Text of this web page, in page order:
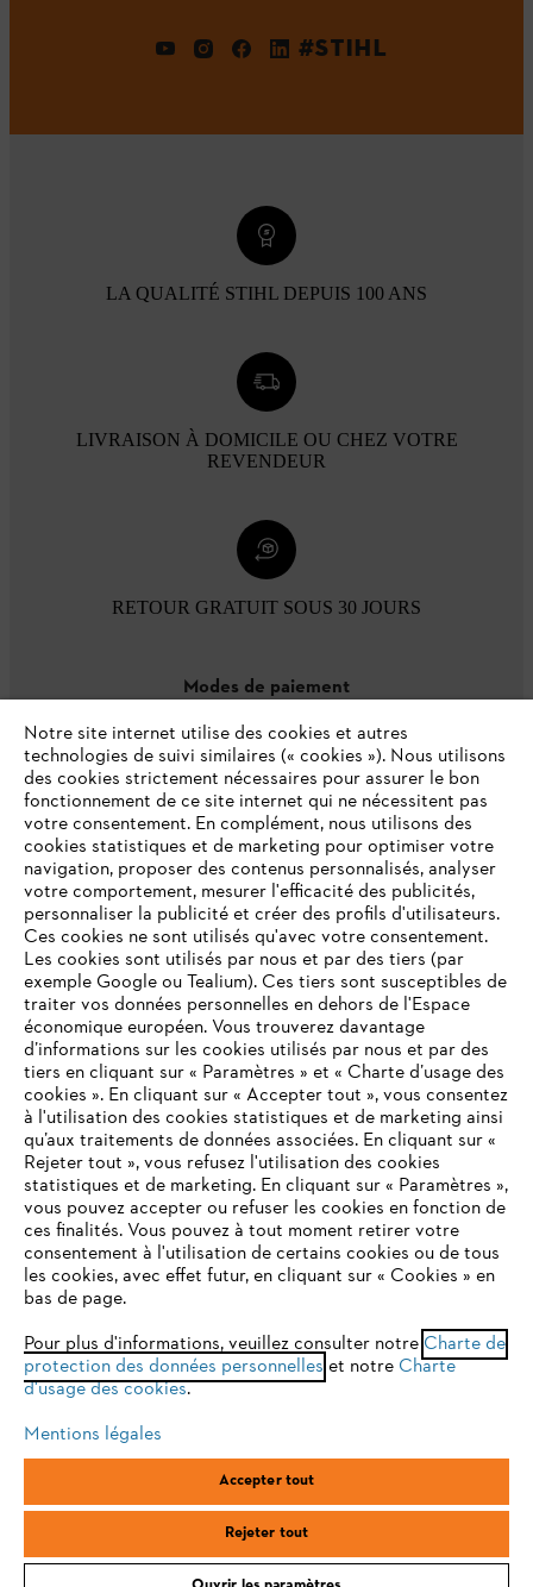
#STIHL
LA QUALITÉ STIHL DEPUIS 100 ANS
LIVRAISON À DOMICILE OU CHEZ VOTRE
REVENDEUR
RETOUR GRATUIT SOUS 30 JOURS
Modes de paiement
L'Entreprise
Questions / Réponses
Service
Conditions Générales de Vente
Politique de protection des données
Mentions légales Cookies
Conditions de garantie
ANDREAS STIHL SAS, 1 rue des Epinettes, ZI Nord de Torcy, 77200
VOTRE NAVIGATEUR INTERNET
N'EST PLUS PRIS EN CHARGE
Vous utilisez un navigateur Internet que nous ne prenons plus
en charge, et certaines fonctionnalités de notre site ne
peuvent fonctionner correctement. Pour une utilisation
optimale de notre site, nous vous recommandons de passer à
l'un des navigateurs suivants :
firefox chrome
Notre site internet utilise des cookies et autres
technologies de suivi similaires (« cookies »). Nous utilisons
des cookies strictement nécessaires pour assurer le bon
fonctionnement de ce site internet qui ne nécessitent pas
votre consentement. En complément, nous utilisons des
cookies statistiques et de marketing pour optimiser votre
navigation, proposer des contenus personnalisés, analyser
votre comportement, mesurer l'efficacité des publicités,
personnaliser la publicité et créer des profils d'utilisateurs.
Ces cookies ne sont utilisés qu'avec votre consentement.
Les cookies sont utilisés par nous et par des tiers (par
exemple Google ou Tealium). Ces tiers sont susceptibles de
traiter vos données personnelles en dehors de l'Espace
économique européen. Vous trouverez davantage
d’informations sur les cookies utilisés par nous et par des
tiers en cliquant sur « Paramètres » et « Charte d’usage des
cookies ». En cliquant sur « Accepter tout », vous consentez
à l'utilisation des cookies statistiques et de marketing ainsi
qu’aux traitements de données associées. En cliquant sur «
Rejeter tout », vous refusez l'utilisation des cookies
statistiques et de marketing. En cliquant sur « Paramètres »,
vous pouvez accepter ou refuser les cookies en fonction de
ces finalités. Vous pouvez à tout moment retirer votre
consentement à l'utilisation de certains cookies ou de tous
les cookies, avec effet futur, en cliquant sur « Cookies » en
bas de page.
Pour plus d'informations, veuillez consulter notre Charte de
protection des données personnelles et notre Charte
d'usage des cookies.
Mentions légales
Accepter tout
Rejeter tout